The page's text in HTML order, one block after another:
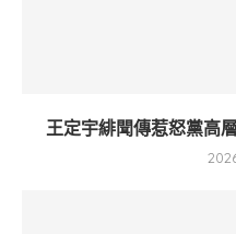
王定宇緋聞傳惹怒黨高